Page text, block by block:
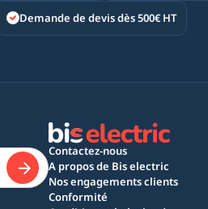
Demande de devis dès 500€ HT
Contactez-nous
A propos de Bis electric
Nos engagements clients
Conformité